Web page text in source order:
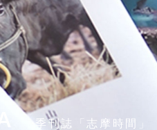
季刊誌「志摩時間」